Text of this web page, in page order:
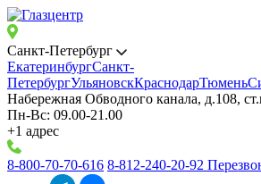
Санкт-Петербург
ЕкатеринбургСанкт-
ПетербургУльяновскКраснодарТюмень
Набережная Обводного канала, д.108,
Пн-Вс: 09.00-21.00
+1 адрес
8-800-70-70-616 8-812-240-20-92